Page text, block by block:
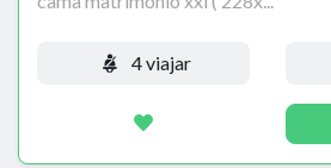
4 viajar